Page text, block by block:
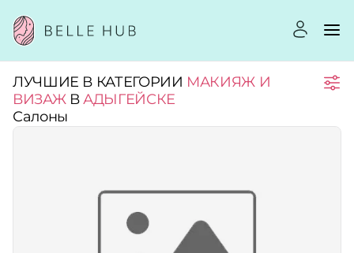
Город:
ЛУЧШИЕ В КАТЕГОРИИ МАКИЯЖ И
ВИЗАЖВАДЫГЕЙСКЕ
Салоны